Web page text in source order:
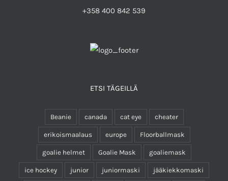
+358 400 842 539
ETSI TÄGEILLÄ
Beanie canada cat eye cheater
erikoismaalaus europe Floorballmask
goalie helmet Goalie Mask goaliemask
ice hockey junior juniormaski jääkiekkomaski